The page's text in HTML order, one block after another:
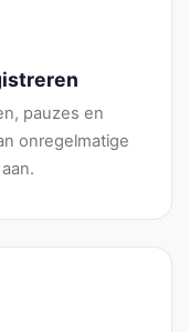
pauzes en
onregelmatige